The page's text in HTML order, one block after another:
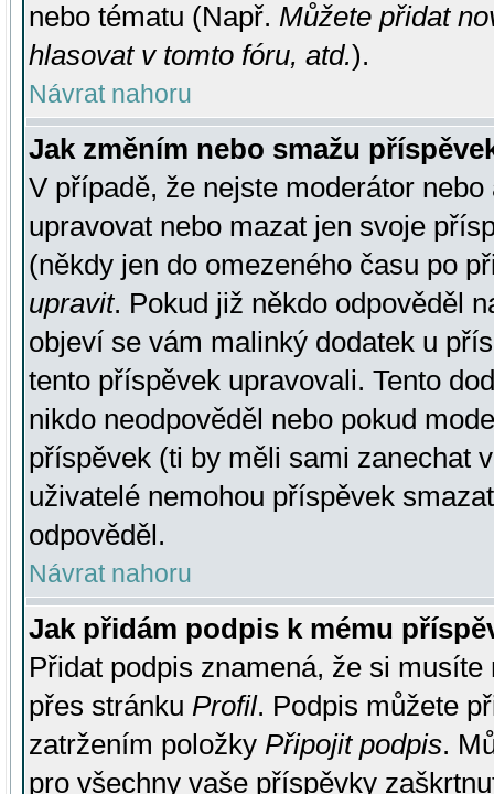
nebo tématu (Např. Můžete přidat
hlasovat v tomto fóru, atd.).
Návrat nahoru
Jak změním nebo smažu
V případě, že nejste moderátor
upravovat nebo mazat jen svoje
(někdy jen do omezeného času po
upravit. Pokud již někdo odpověděl
objeví se vám malinký dodatek u
tento příspěvek upravovali. Tento
nikdo neodpověděl nebo pokud
příspěvek (ti by měli sami zanechat
uživatelé nemohou příspěvek
odpověděl.
Návrat nahoru
Jak přidám podpis k mému
Přidat podpis znamená, že si
přes stránku Profil. Podpis můžete
zatržením položky Připojit podpis.
pro všechny vaše příspěvky